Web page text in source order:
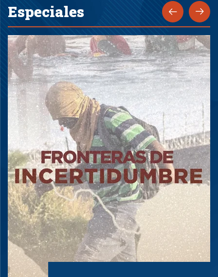
Especiales